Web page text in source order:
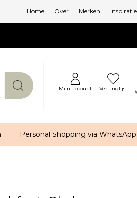
Home Over Merken Inspiratie
Mijn account Verlanglijst
Personal Shopping via WhatsApp